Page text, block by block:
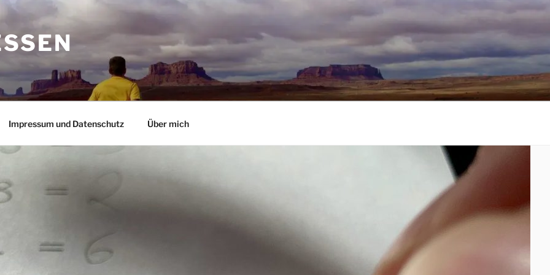
Impressum und Datenschutz Über mich